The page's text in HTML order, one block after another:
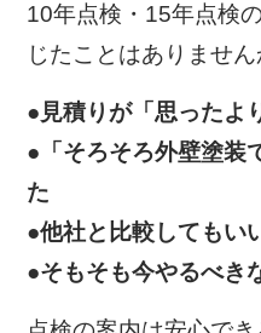
10年点検・15年点検
じたことはありません
●見積りが「思ったよ
●「そろそろ外壁塗装
た
●他社と比較してもい
●そもそも今やるべき